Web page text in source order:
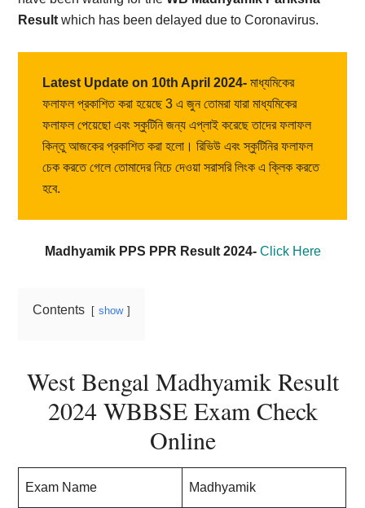
Result which has been delayed due to Coronavirus.
Latest Update on 10th April 2024-মাধ্যমিকের
ফলাফল প্রকাশিত করা হয়েছে 3 এ জুন তোমরা যারা মাধ্যমিকের
ফলাফল পেয়েছো এবং স্কুটিনি জন্য এপ্লাই করেছে তাদের ফলাফল
কিন্তু আজকের প্রকাশিত করা হলো। রিভিউ এবং স্কুটিনির ফলাফল
চেক করতে গেলে তোমাদের নিচে দেওয়া সরাসরি লিংক এ ক্লিক করতে
হবে.
Madhyamik PPS PPR Result 2024- Click Here
Contents show
West Bengal Madhyamik Result
2024 WBBSE Exam Check
Online
Exam Name Madhyamik